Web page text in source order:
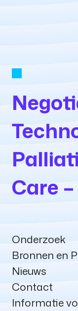
Care –
Onderzoek
Bronnen en
Nieuws
Contact
Informatie